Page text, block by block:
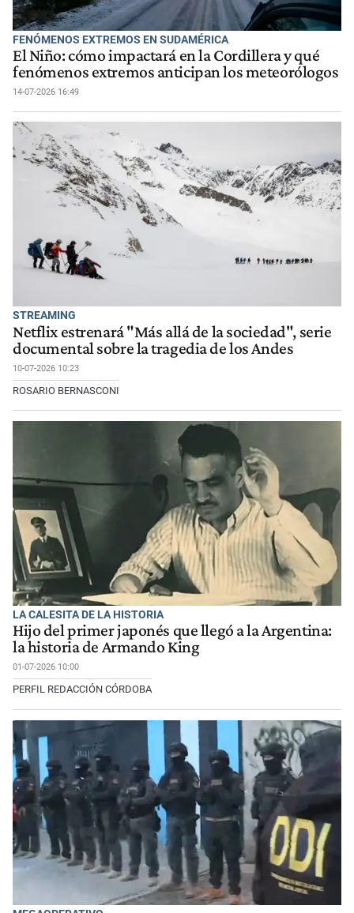
FENÓMENOS EXTREMOS EN SUDAMÉRICA
El Niño: cómo impactará en la Cordillera y qué
fenómenos extremos anticipan los meteorólogos
14-07-2026 16:49
STREAMING
Netflix estrenará "Más allá de la sociedad", serie
documental sobre la tragedia de los Andes
10-07-2026 10:23
ROSARIO BERNASCONI
LA CALESITA DE LA HISTORIA
Hijo del primer japonés que llegó a la Argentina:
la historia de Armando King
01-07-2026 10:00
PERFIL REDACCIÓN CÓRDOBA